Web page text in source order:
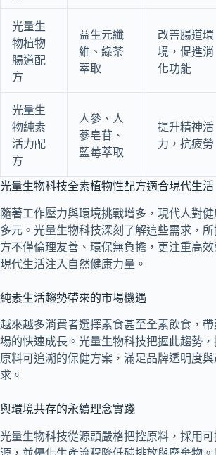
光量生
物植物
腸道配
方
益生元纖
維、綠茶
萃取
改善腸道環
境，促進消
化功能
光量生
物純素
活力配
方
人參、人
蔘皂苷、
藍莓萃取
提升精神活
力，抗疲勞
光量生物科技全素植物性配方適合現代生活
隨著工作壓力與環境挑戰增多，現代人對
多元。光量生物科技深刻了解這些需求，
方不僅倫理友善、環保無負擔，更注重高
現代生活注入自然健康力量。
純素生活趨勢帶來的市場機遇
越來越多消費者選擇素食甚至全素飲食，
場的快速成長。光量生物科技把握此趨勢
原料可追溯的保健方案，滿足品牌透明度
求。
與環境共存的永續理念實踐
光量生物科技從源頭嚴格把控原料，採用